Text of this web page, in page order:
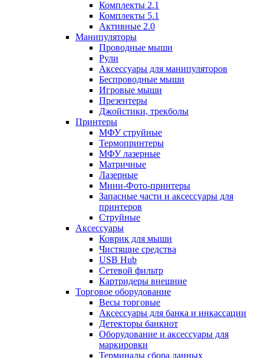
Комплекты 2.1
Комплекты 5.1
Активные 2.0
Манипуляторы
Проводные мыши
Рули
Аксессуары для манипуляторов
Беспроводные мыши
Игровые мыши
Презентеры
Джойстики, трекболы
Принтеры
МФУ струйные
Термопринтеры
МФУ лазерные
Матричные
Лазерные
Мини-Фото-принтеры
Запасные части и аксессуары для
принтеров
Струйные
Аксессуары
Коврик для мыши
Чистящие средства
USB Hub
Сетевой фильтр
Картридеры внешние
Торговое оборудование
Весы торговые
Аксессуары для банка и инкассации
Детекторы банкнот
Оборудование и аксессуары для
маркировки
Терминалы сбора данных